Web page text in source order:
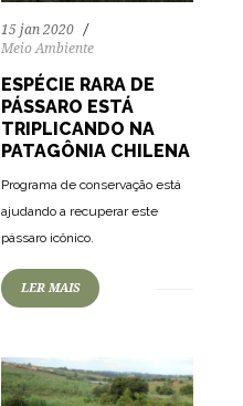
15 jan 2020
Meio Ambiente
ESPÉCIE RARA DE
PÁSSARO ESTÁ
TRIPLICANDO NA
PATAGÔNIA CHILENA
Programa de conservação está
ajudando a recuperar este
pássaro icônico.
LER MAIS